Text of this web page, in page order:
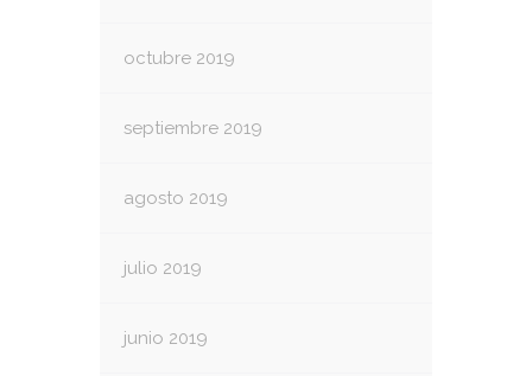
octubre 2019
septiembre 2019
agosto 2019
julio 2019
junio 2019